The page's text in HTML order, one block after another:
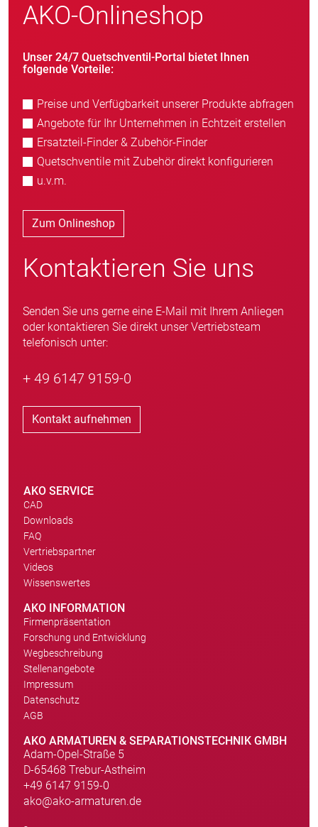
AKO-Onlineshop
Unser 24/7 Quetschventil-Portal bietet Ihnen
folgende Vorteile:
Preise und Verfügbarkeit unserer Produkte abfragen
Angebote für Ihr Unternehmen in Echtzeit erstellen
Ersatzteil-Finder & Zubehör-Finder
Quetschventile mit Zubehör direkt konfigurieren
u.v.m.
Zum Onlineshop
Kontaktieren Sie uns
Senden Sie uns gerne eine E-Mail mit Ihrem Anliegen
oder kontaktieren Sie direkt unser Vertriebsteam
telefonisch unter:
+ 49 6147 9159-0
Kontakt aufnehmen
AKO SERVICE
CAD
Downloads
FAQ
Vertriebspartner
Videos
Wissenswertes
AKO INFORMATION
Firmenpräsentation
Forschung und Entwicklung
Wegbeschreibung
Stellenangebote
Impressum
Datenschutz
AGB
AKO ARMATUREN & SEPARATIONSTECHNIK GMBH
Adam-Opel-Straße 5
D-65468 Trebur-Astheim
+49 6147 9159-0
ako@ako-armaturen.de